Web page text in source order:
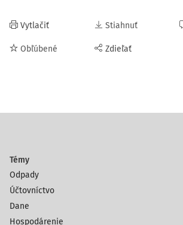
Vytlačiť
Obľúbené
Stiahnuť
Zdieľať
Témy
Odpady
Účtovníctvo
Dane
Hospodárenie